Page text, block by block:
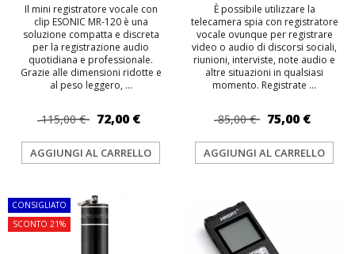
Il mini registratore vocale con
clip ESONIC MR-120 è una
soluzione compatta e discreta
per la registrazione audio
quotidiana e professionale.
Grazie alle dimensioni ridotte e
al peso leggero, ...
115,00 € 72,00 €
AGGIUNGI AL CARRELLO
È possibile utilizzare la
telecamera spia con registratore
vocale ovunque per registrare
video o audio di discorsi sociali,
riunioni, interviste, note audio e
altre situazioni in qualsiasi
momento. Registrate ...
85,00 € 75,00 €
AGGIUNGI AL CARRELLO
CONSIGLIATO
SCONTO 21%